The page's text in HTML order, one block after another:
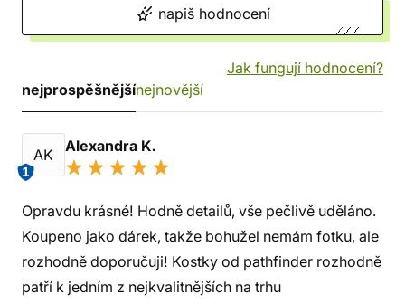
napiš hodnocení
Jak fungují hodnocení?
nejprospěšnějšínejnovější
AK
1
Alexandra K.
Opravdu krásné! Hodně detailů, vše pečlivě uděláno.
Koupeno jako dárek, takže bohužel nemám fotku, ale
rozhodně doporučuji! Kostky od pathfinder rozhodně
patří k jedním z nejkvalitnějších na trhu